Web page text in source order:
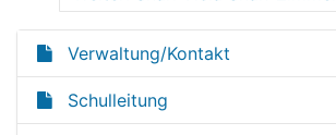
N
a
v
Verwaltung/Kontakt
Schulleitung